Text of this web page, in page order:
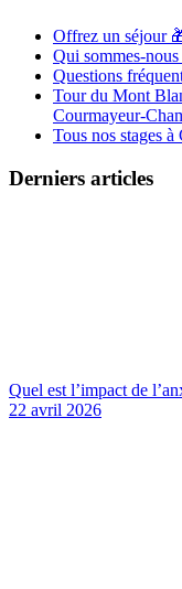
Offrez un séjour
Qui sommes-nous
Questions
Tour du Mont
Courmayeur-
Tous nos stages
Derniers articles
Quel est l’impact de
22 avril 2026